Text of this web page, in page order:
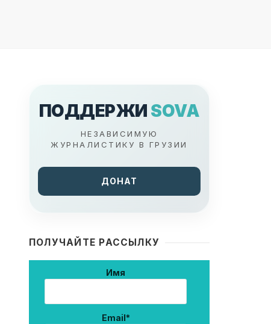
ПОДДЕРЖИ SOVA
НЕЗАВИСИМУЮ
ЖУРНАЛИСТИКУ В ГРУЗИИ
ДОНАТ
ПОЛУЧАЙТЕ РАССЫЛКУ
Имя
Email*